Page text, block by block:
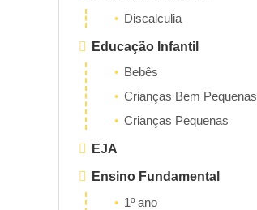
Discalculia
Educação Infantil
Bebês
Crianças Bem Pequenas
Crianças Pequenas
EJA
Ensino Fundamental
1º ano